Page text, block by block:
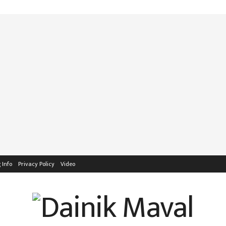
Info Privacy Policy Video